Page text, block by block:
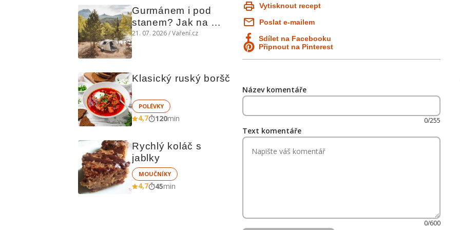
Gurmánem i pod
stanem? Jak na
polní kuchyni a na
21. 07. 2026 / Vaření.cz
Klasický ruský boršč
POLÉVKY
4,7 120min
Rychlý koláč s
jablky
MOUČNÍKY
4,7 45min
Vytisknout recept
Poslat e-mailem
Sdílet na Facebooku
Připnout na Pinterest
Název komentáře
0/255
Text komentáře
0/600